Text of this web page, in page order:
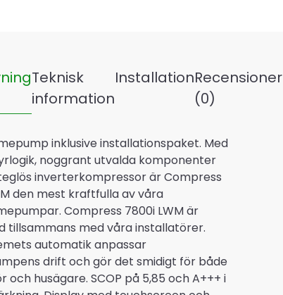
Teknisk
information
InstallationRecensioner
(0)
inklusive installationspaket. Med
noggrant utvalda komponenter
inverterkompressor är Compress
den mest kraftfulla av våra
Compress 7800i LWM är
tillsammans med våra installatörer.
automatik anpassar
drift och gör det smidigt för både
och husägare. SCOP på 5,85 och A+++ i